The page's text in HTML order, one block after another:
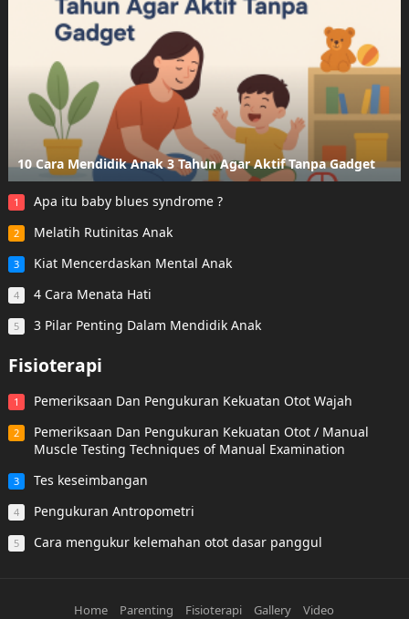
10 Cara Mendidik Anak 3 Tahun Agar Aktif Tanpa Gadget
1 Apa itu baby blues syndrome ?
2 Melatih Rutinitas Anak
3 Kiat Mencerdaskan Mental Anak
4 4 Cara Menata Hati
5 3 Pilar Penting Dalam Mendidik Anak
Fisioterapi
1 Pemeriksaan Dan Pengukuran Kekuatan Otot Wajah
2
Pemeriksaan Dan Pengukuran Kekuatan Otot / Manual
Muscle Testing Techniques of Manual Examination
3 Tes keseimbangan
4 Pengukuran Antropometri
5 Cara mengukur kelemahan otot dasar panggul
Home Parenting Fisioterapi Gallery Video